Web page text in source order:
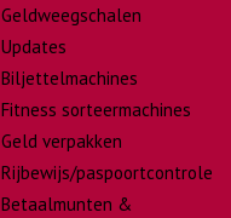
Geldweegschalen
Updates
Biljettelmachines
Fitness sorteermachines
Geld verpakken
Rijbewijs/paspoortcontrole
Betaalmunten &